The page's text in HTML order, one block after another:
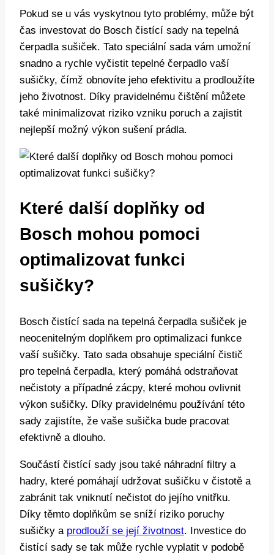
Pokud se‍ u ‌vás ⁢vyskytnou‍ tyto ⁢problémy, může ‌být
čas​ investovat⁣ do ⁤Bosch‌ čistící sady na ‍tepelná
čerpadla sušiček. Tato speciální​ sada vám umožní
snadno a rychle vyčistit ⁢tepelné ​čerpadlo vaší
sušičky,⁤ čímž obnovíte ​jeho ​efektivitu a‌ prodloužíte
jeho životnost.⁣ Díky ‍pravidelnému⁢ čištění můžete⁤
také⁤ minimalizovat riziko⁢ vzniku poruch a zajistit⁢
nejlepší možný výkon sušení prádla.
Které další doplňky ‍od
⁣Bosch ⁣mohou ‌pomoci
optimalizovat funkci‌
sušičky?
Bosch čistící sada na ⁤tepelná čerpadla sušiček je
neocenitelným​ doplňkem⁣ pro optimalizaci funkce⁤
vaší ⁢sušičky. Tato sada obsahuje ‍speciální⁢ čistič
pro tepelná ⁢čerpadla, který ‍pomáhá odstraňovat⁤
nečistoty ⁢a případné zácpy, které mohou ovlivnit
výkon ​sušičky.‌ Díky ⁣pravidelnému používání‌ této
sady zajistíte, že vaše sušička bude pracovat
efektivně a​ dlouho.
Součástí čistící⁤ sady jsou také náhradní filtry a
hadry, které pomáhají udržovat sušičku v ‌čistotě a
zabránit tak‌ vniknutí nečistot do jejího vnitřku.
Díky ​těmto doplňkům se sníží ⁣riziko poruchy‍
sušičky a prodlouží se její životnost. Investice do‍
čistící sady se tak může rychle vyplatit ​v‌ podobě